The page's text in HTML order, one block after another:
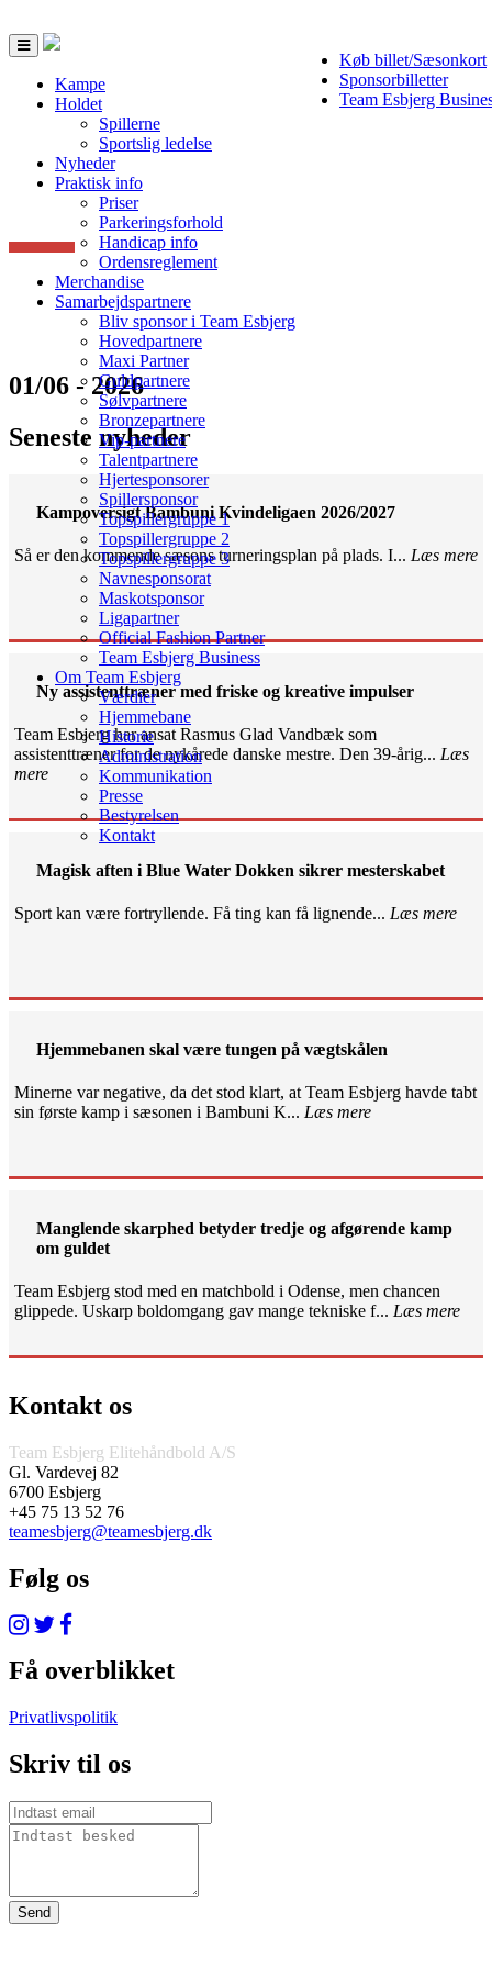
Køb billet/Sæsonkort
Sponsorbilletter
Team Esbjerg
Toggle
navigation
Kampe
Holdet
Spillerne
Sportslig ledelse
Nyheder
Praktisk info
Priser
Parkeringsforhold
Handicap info
Ordensreglement
Merchandise
Samarbejdspartnere
Bliv sponsor i Team Esbjerg
Hovedpartnere
Maxi Partner
Guldpartnere
Sølvpartnere
Bronzepartnere
Vip-partnere
Talentpartnere
Hjertesponsorer
Spillersponsor
Topspillergruppe 1
Topspillergruppe 2
Topspillergruppe 3
Navnesponsorat
Maskotsponsor
Ligapartner
Official Fashion Partner
Team Esbjerg Business
Om Team Esbjerg
Værdier
Hjemmebane
Historie
Administration
Kommunikation
Presse
Bestyrelsen
Kontakt
01/06 - 2026
Seneste nyheder
Kampoversigt Bambuni Kvindeligaen 2026/2027
Så er den kommende sæsons turneringsplan på plads. I... Læs mere
Ny assistenttræner med friske og kreative impulser
Team Esbjerg har ansat Rasmus Glad Vandbæk som
assistenttræner for de nykårede danske mestre. Den 39-årig... Læs
mere
Magisk aften i Blue Water Dokken sikrer mesterskabet
Sport kan være fortryllende. Få ting kan få lignende... Læs mere
Hjemmebanen skal være tungen på vægtskålen
Minerne var negative, da det stod klart, at Team Esbjerg havde tabt
sin første kamp i sæsonen i Bambuni K... Læs mere
Manglende skarphed betyder tredje og afgørende kamp
om guldet
Team Esbjerg stod med en matchbold i Odense, men chancen
glippede. Uskarp boldomgang gav mange tekniske f... Læs mere
Kontakt os
Team Esbjerg Elitehåndbold A/S
Gl. Vardevej 82
6700 Esbjerg
+45 75 13 52 76
teamesbjerg@teamesbjerg.dk
Følg os
Få overblikket
Privatlivspolitik
Skriv til os